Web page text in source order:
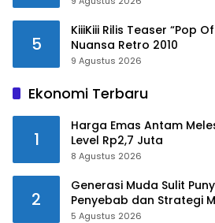
5
KiiiKiii Rilis Teaser “Pop
Nuansa Retro 2010
9 Agustus 2026
Ekonomi Terbaru
1
Harga Emas Antam
Level Rp2,7 Juta
8 Agustus 2026
2
Generasi Muda Sulit
Penyebab dan Strategi
5 Agustus 2026